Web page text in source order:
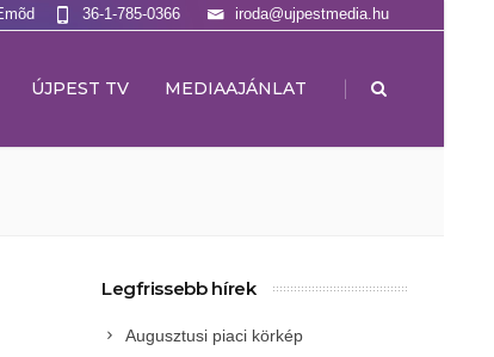
iroda@ujpestmedia.hu
36-1-785-0366
ÚJPEST TV MEDIAAJÁNLAT |
Legfrissebb hírek
Augusztusi piaci körkép